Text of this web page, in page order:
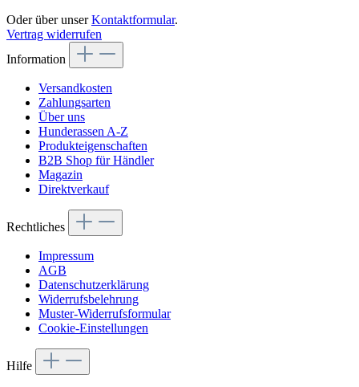
Oder über unserKontaktformular.
Vertrag widerrufen
Information
Versandkosten
Zahlungsarten
Über uns
Hunderassen A-Z
Produkteigenschaften
B2B Shop für Händler
Magazin
Direktverkauf
Rechtliches
Impressum
AGB
Datenschutzerklärung
Widerrufsbelehrung
Muster-Widerrufsformular
Cookie-Einstellungen
Hilfe